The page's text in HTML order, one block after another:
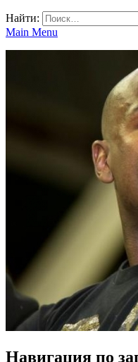
Найти:
Main Menu
Навигация по